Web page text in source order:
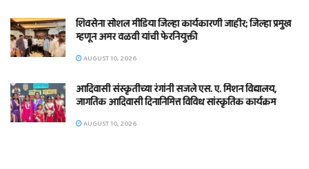
शिवसेना सोशल मीडिया जिल्हा कार्यकारणी जाहीर; जिल्हा प्रमुख
म्हणून अमर वळवी यांची फेरनियुक्ती
AUGUST 10, 2026
आदिवासी संस्कृतीच्या रंगांनी सजले एस. ए. मिशन विद्यालय,
जागतिक आदिवासी दिनानिमित्त विविध सांस्कृतिक कार्यक्रम
AUGUST 10, 2026